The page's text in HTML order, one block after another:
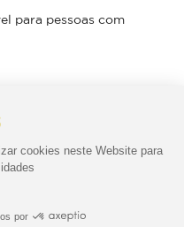
para pessoas com